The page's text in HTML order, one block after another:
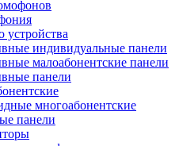
устройства
индивидуальные панели
малоабонентские панели
панели
многоабонентские
панели